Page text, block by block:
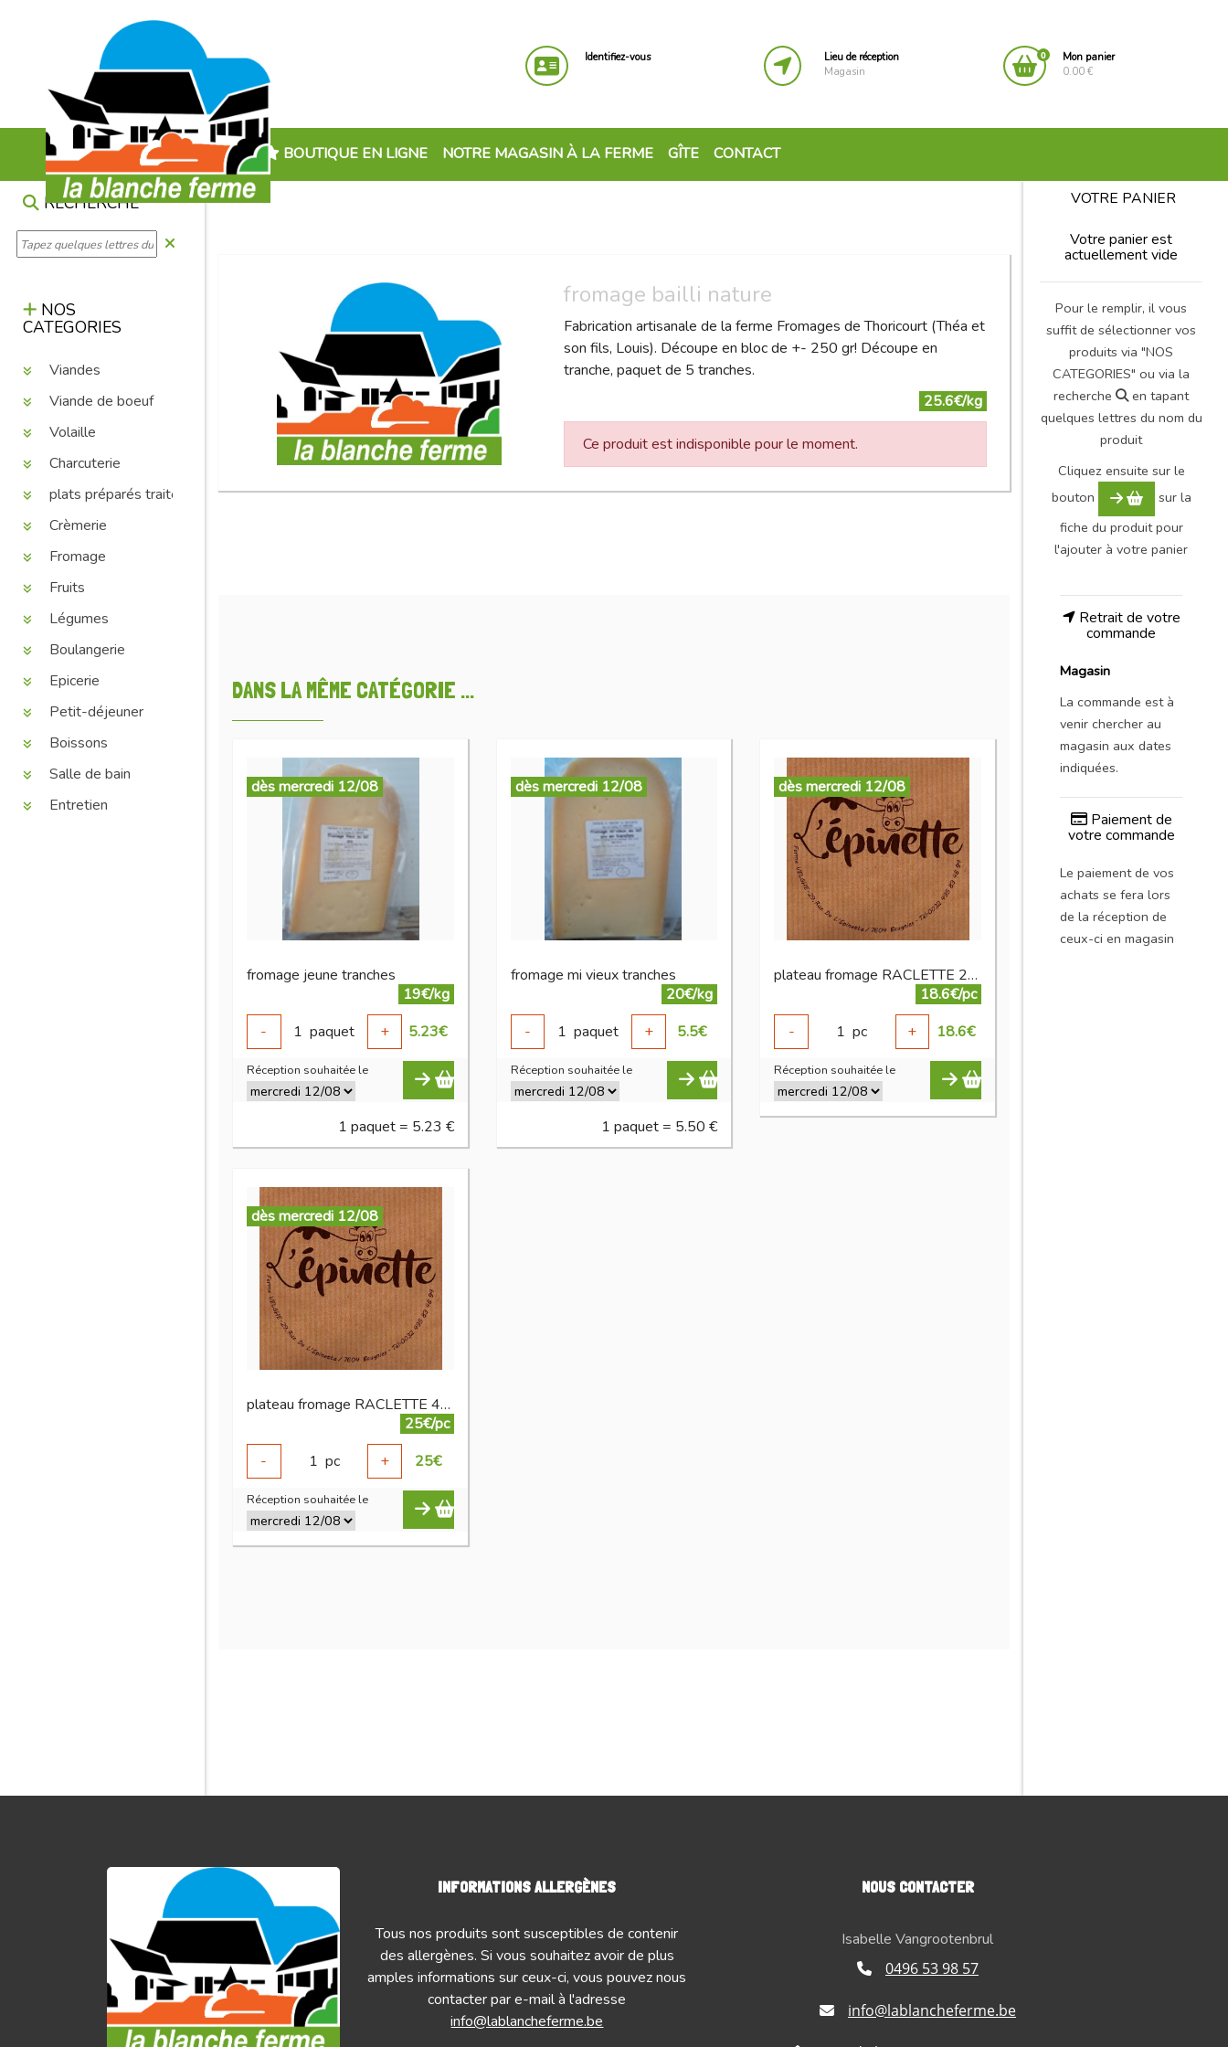
Identifiez-vous
Lieu de réception
Magasin
0
Mon panier
0.00 €
BOUTIQUE EN LIGNE NOTRE MAGASIN À LA FERME GÎTE CONTACT
RECHERCHE
NOS
CATEGORIES
Viandes
Viande de boeuf
Volaille
Charcuterie
plats préparés traiteur
Crèmerie
Fromage
Fruits
Légumes
Boulangerie
Epicerie
Petit-déjeuner
Boissons
Salle de bain
Entretien
fromage bailli nature
Fabrication artisanale de la ferme Fromages de Thoricourt (Théa et
son fils, Louis). Découpe en bloc de +- 250 gr! Découpe en
tranche, paquet de 5 tranches.
25.6€/kg
Ce produit est indisponible pour le moment.
DANS LA MÊME CATÉGORIE ...
dès mercredi 12/08
fromage jeune tranches
19€/kg
-
1 paquet + 5.23€
Réception souhaitée le
1 paquet = 5.23 €
dès mercredi 12/08
fromage mi vieux tranches
20€/kg
-
1 paquet + 5.5€
Réception souhaitée le
1 paquet = 5.50 €
dès mercredi 12/08
plateau fromage RACLETTE 2 personnes
18.6€/pc
-
1 pc + 18.6€
Réception souhaitée le
dès mercredi 12/08
plateau fromage RACLETTE 4 personnes
25€/pc
-
1 pc + 25€
Réception souhaitée le
VOTRE PANIER
Votre panier est
actuellement vide
Pour le remplir, il vous
suffit de sélectionner vos
produits via "NOS
CATEGORIES" ou via la
recherche
en tapant
quelques lettres du nom du
produit
Cliquez ensuite sur le
bouton
sur la
fiche du produit pour
l'ajouter à votre panier
Retrait de votre
commande
Magasin
La commande est à
venir chercher au
magasin aux dates
indiquées.
Paiement de
votre commande
Le paiement de vos
achats se fera lors
de la réception de
ceux-ci en magasin
INFORMATIONS ALLERGÈNES
Tous nos produits sont susceptibles de contenir
des allergènes. Si vous souhaitez avoir de plus
amples informations sur ceux-ci, vous pouvez nous
contacter par e-mail à l'adresse
info@lablancheferme.be
NOUS CONTACTER
Isabelle Vangrootenbrul
0496 53 98 57
info@lablancheferme.be